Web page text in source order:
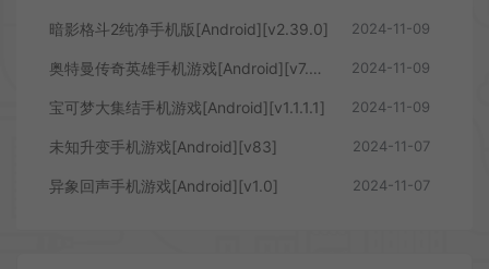
暗影格斗2纯净手机版[Android][v2.39.0] 2024-11-09
奥特曼传奇英雄手机游戏[Android][v7.0.0] 2024-11-09
宝可梦大集结手机游戏[Android][v1.1.1.1] 2024-11-09
未知升变手机游戏[Android][v83] 2024-11-07
异象回声手机游戏[Android][v1.0] 2024-11-07